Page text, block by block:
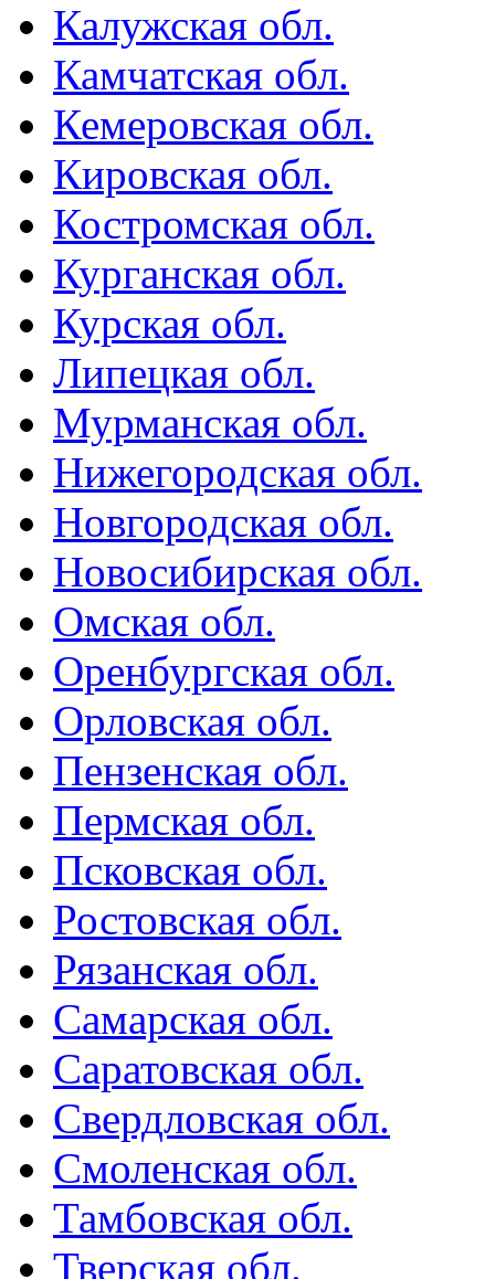
Калужская обл.
Камчатская обл.
Кемеровская обл.
Кировская обл.
Костромская обл.
Курганская обл.
Курская обл.
Липецкая обл.
Мурманская обл.
Нижегородская обл.
Новгородская обл.
Новосибирская обл.
Омская обл.
Оренбургская обл.
Орловская обл.
Пензенская обл.
Пермская обл.
Псковская обл.
Ростовская обл.
Рязанская обл.
Самарская обл.
Саратовская обл.
Свердловская обл.
Смоленская обл.
Тамбовская обл.
Тверская обл.